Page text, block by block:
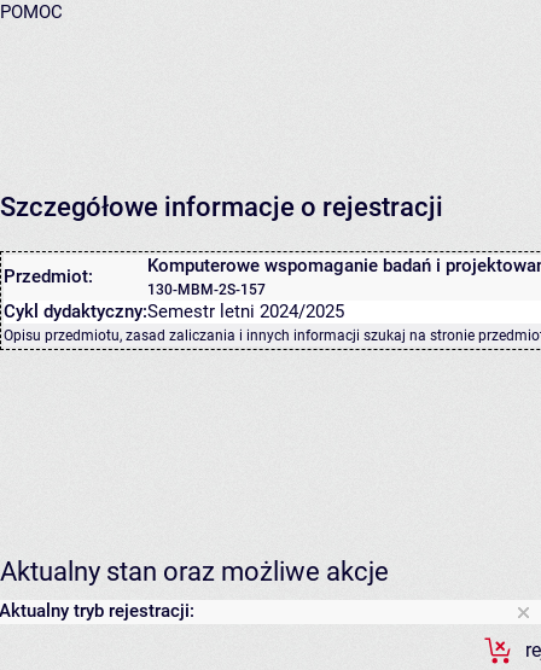
POMOC
Szczegółowe informacje o rejestracji
Przedmiot: Komputerowe wspomaganie badań i
130-MBM-2S-157
Cykl dydaktyczny:Semestr letni 2024/2025
Opisu przedmiotu, zasad zaliczania i innych informacji szukaj na stronie
Aktualny stan oraz możliwe akcje
Aktualny tryb rejestracji: